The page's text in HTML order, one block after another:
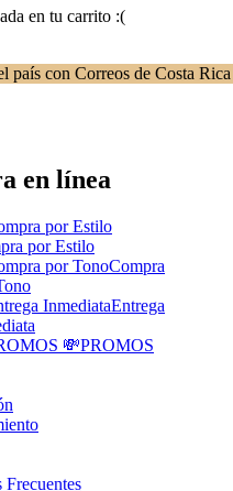
en tu carrito :(
país con Correos de Costa Rica
en línea
por Estilo
Compra
Entrega
PROMOS
Frecuentes